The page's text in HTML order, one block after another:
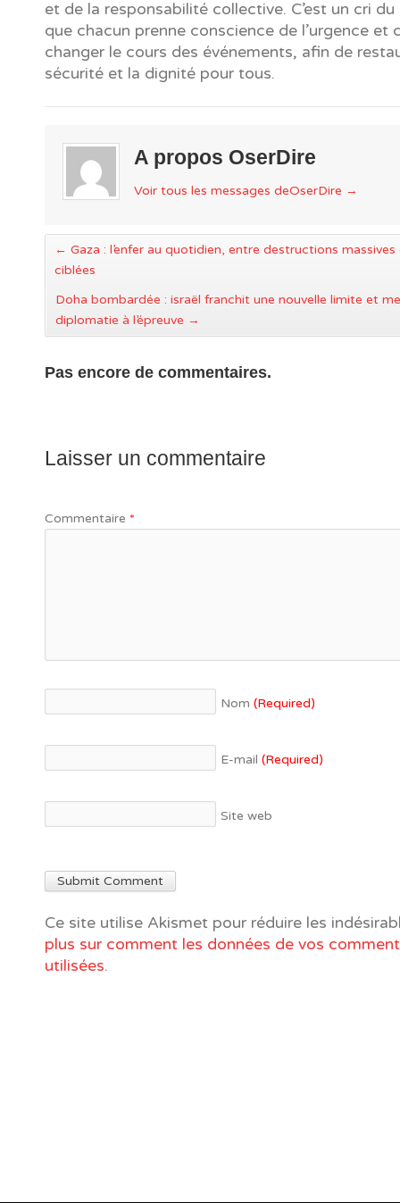
et de la responsabilité collective. C’est un cri
que chacun prenne conscience de l’urgence et
changer le cours des événements, afin de
sécurité et la dignité pour tous.
A propos OserDire
Voir tous les messages deOserDire →
← Gaza : l’enfer au quotidien, entre destructions
ciblées
Doha bombardée : israël franchit une nouvelle limite et
diplomatie à l’épreuve →
Pas encore de commentaires.
Laisser un commentaire
Commentaire *
Nom (Required)
E-mail (Required)
Site web
Ce site utilise Akismet pour réduire les
plus sur comment les données de vos
utilisées.